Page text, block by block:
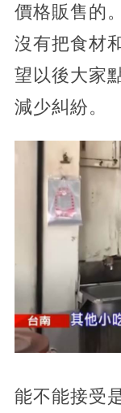
價格販售的
沒有把食材
望以後大家
減少糾紛。
能不能接受